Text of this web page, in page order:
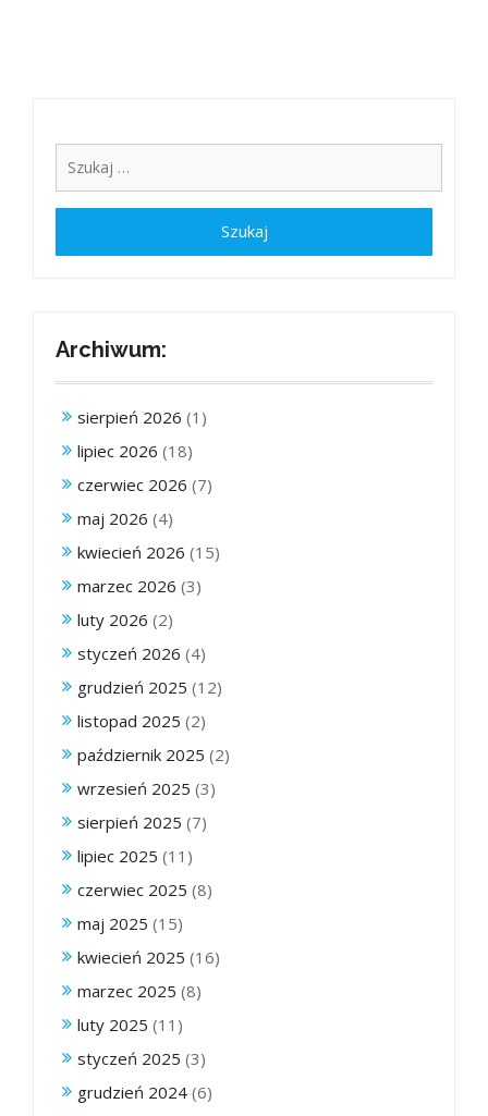
Archiwum:
sierpień 2026 (1)
lipiec 2026 (18)
czerwiec 2026 (7)
maj 2026 (4)
kwiecień 2026 (15)
marzec 2026 (3)
luty 2026 (2)
styczeń 2026 (4)
grudzień 2025 (12)
listopad 2025 (2)
październik 2025 (2)
wrzesień 2025 (3)
sierpień 2025 (7)
lipiec 2025 (11)
czerwiec 2025 (8)
maj 2025 (15)
kwiecień 2025 (16)
marzec 2025 (8)
luty 2025 (11)
styczeń 2025 (3)
grudzień 2024 (6)